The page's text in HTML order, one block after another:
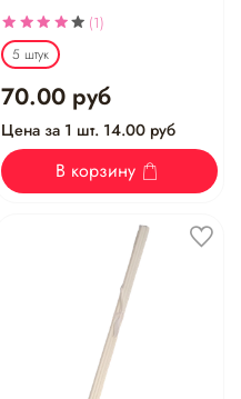
(1)
5 штук
70.00 руб
Цена за 1 шт. 14.00 руб
В корзину